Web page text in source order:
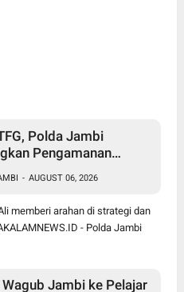
Polda Jambi
Pengamanan
1.750 Personel
- AUGUST 06, 2026
memberi arahan di strategi dan
- Polda Jambi
Wagub Jambi ke Pelajar